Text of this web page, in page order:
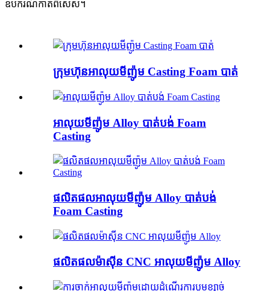
ឧបករណ៍កាត់ពិសេស។
ក្រុមហ៊ុនអាលុយមីញ៉ូម Casting Foam បាត់
អាលុយមីញ៉ូម Alloy បាត់បង់ Foam
Casting
ផលិតផលអាលុយមីញ៉ូម Alloy បាត់បង់
Foam Casting
ផលិតផលម៉ាស៊ីន CNC អាលុយមីញ៉ូម Alloy